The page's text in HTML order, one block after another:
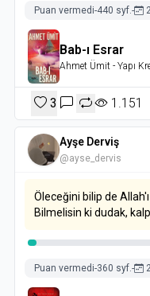
Puan vermedi-440 syf.-
Bab-ı Esrar
Ahmet Ümit - Yapı
3 1.151
Ayşe Derviş
@ayse_dervis
Öleceğini bilip de
Bilmelisin ki dudak,
Puan vermedi-360 syf.-